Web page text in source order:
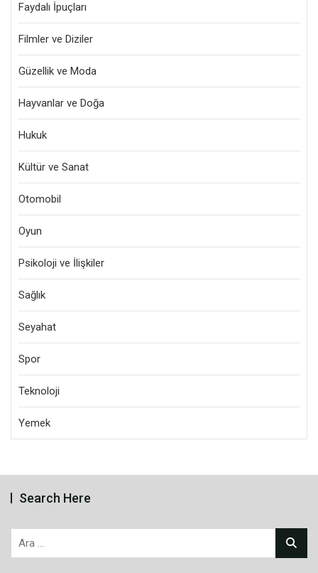
Faydalı İpuçları
Filmler ve Diziler
Güzellik ve Moda
Hayvanlar ve Doğa
Hukuk
Kültür ve Sanat
Otomobil
Oyun
Psikoloji ve İlişkiler
Sağlık
Seyahat
Spor
Teknoloji
Yemek
Search Here
Arama: